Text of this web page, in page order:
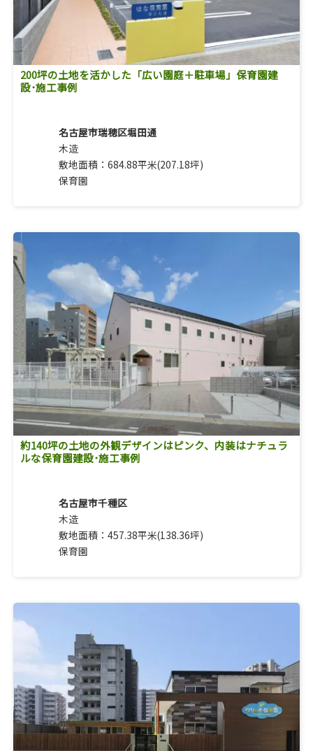
200坪の土地を活かした「広い園庭＋駐車場」保育園建
設･施工事例
名古屋市瑞穂区堀田通
木造
敷地面積：684.88平米(207.18坪)
保育園
約140坪の土地の外観デザインはピンク、内装はナチュラ
ルな保育園建設･施工事例
名古屋市千種区
木造
敷地面積：457.38平米(138.36坪)
保育園